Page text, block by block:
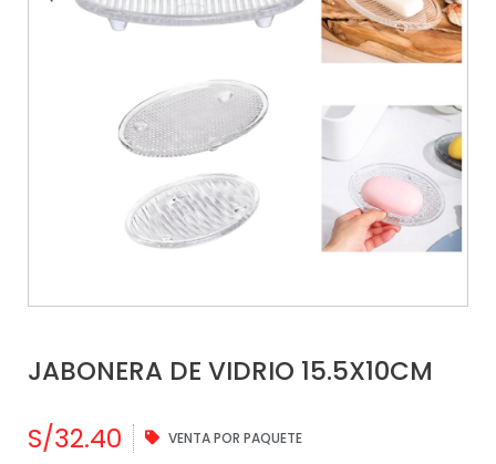
JABONERA DE VIDRIO 15.5X10CM
S/32.40 VENTA POR PAQUETE